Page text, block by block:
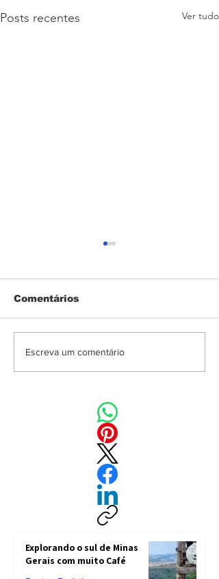
Posts recentes Ver tudo
Roteiro de viagem
Comentários
Escreva um comentário
Explorando o sul de Minas
Gerais com muito Café